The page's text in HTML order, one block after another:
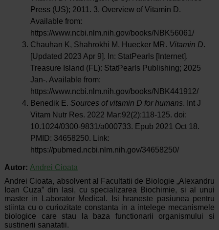
Press (US); 2011. 3, Overview of Vitamin D.
Available from:
https://www.ncbi.nlm.nih.gov/books/NBK56061/
Chauhan K, Shahrokhi M, Huecker MR. Vitamin D.
[Updated 2023 Apr 9]. In: StatPearls [Internet].
Treasure Island (FL): StatPearls Publishing; 2025
Jan-. Available from:
https://www.ncbi.nlm.nih.gov/books/NBK441912/
Benedik E. Sources of vitamin D for humans. Int J
Vitam Nutr Res. 2022 Mar;92(2):118-125. doi:
10.1024/0300-9831/a000733. Epub 2021 Oct 18.
PMID: 34658250. Link:
https://pubmed.ncbi.nlm.nih.gov/34658250/
Autor: Andrei Cioata
Andrei Cioata, absolvent al Facultatii de Biologie „Alexandru
Ioan Cuza” din Iasi, cu specializarea Biochimie, si al unui
master in Laborator Medical. Isi hraneste pasiunea pentru
stiinta cu o curiozitate constanta in a intelege mecanismele
biologice care stau la baza functionarii organismului si
sustinerii sanatatii.